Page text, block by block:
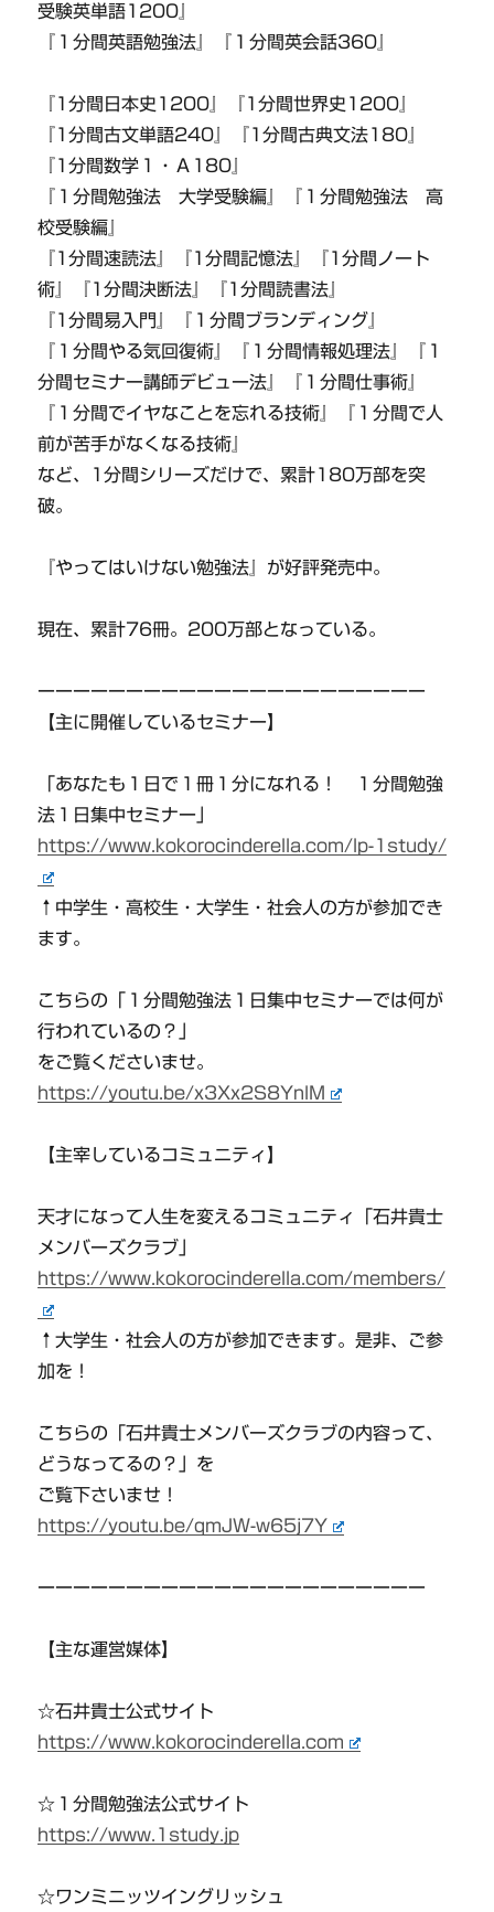
受験英単語1200』
『１分間英語勉強法』『１分間英会話360』
『1分間日本史1200』『1分間世界史1200』
『1分間古文単語240』『1分間古典文法180』
『1分間数学１・Ａ180』
『１分間勉強法 大学受験編』『１分間勉強法 高
校受験編』
『1分間速読法』『1分間記憶法』『1分間ノート
術』『1分間決断法』『1分間読書法』
『1分間易入門』『１分間ブランディング』
『１分間やる気回復術』『１分間情報処理法』『１
分間セミナー講師デビュー法』『１分間仕事術』
『１分間でイヤなことを忘れる技術』『１分間で人
前が苦手がなくなる技術』
など、1分間シリーズだけで、累計180万部を突
破。
『やってはいけない勉強法』が好評発売中。
現在、累計76冊。200万部となっている。
ーーーーーーーーーーーーーーーーーーーーーー
【主に開催しているセミナー】
「あなたも１日で１冊１分になれる！ １分間勉強
法１日集中セミナー」
https://www.kokorocinderella.com/lp-1study/
↑中学生・高校生・大学生・社会人の方が参加でき
ます。
こちらの「１分間勉強法１日集中セミナーでは何が
行われているの？」
をご覧くださいませ。
https://youtu.be/x3Xx2S8YnlM
【主宰しているコミュニティ】
天才になって人生を変えるコミュニティ「石井貴士
メンバーズクラブ」
https://www.kokorocinderella.com/members/
↑大学生・社会人の方が参加できます。是非、ご参
加を！
こちらの「石井貴士メンバーズクラブの内容って、
どうなってるの？」を
ご覧下さいませ！
https://youtu.be/qmJW-w65j7Y
ーーーーーーーーーーーーーーーーーーーーーー
【主な運営媒体】
☆石井貴士公式サイト
https://www.kokorocinderella.com
☆１分間勉強法公式サイト
https://www.1study.jp
☆ワンミニッツイングリッシュ